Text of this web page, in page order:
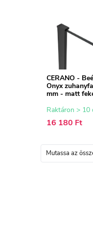
CERANO -
Onyx
mm - matt
Raktáron > 10
16 180 Ft
Mutassa az